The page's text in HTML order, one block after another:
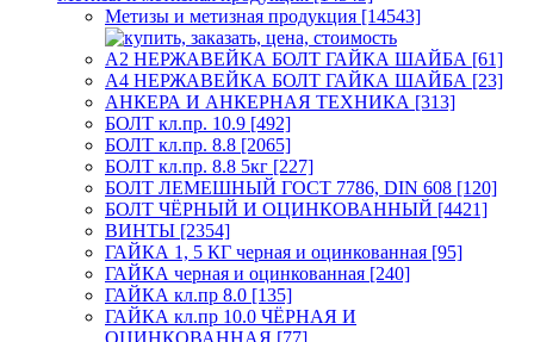
Метизы и метизная продукция [14543]
А2 НЕРЖАВЕЙКА БОЛТ ГАЙКА ШАЙБА [61]
А4 НЕРЖАВЕЙКА БОЛТ ГАЙКА ШАЙБА [23]
АНКЕРА И АНКЕРНАЯ ТЕХНИКА [313]
БОЛТ кл.пр. 10.9 [492]
БОЛТ кл.пр. 8.8 [2065]
БОЛТ кл.пр. 8.8 5кг [227]
БОЛТ ЛЕМЕШНЫЙ ГОСТ 7786, DIN 608 [120]
БОЛТ ЧЁРНЫЙ И ОЦИНКОВАННЫЙ [4421]
ВИНТЫ [2354]
ГАЙКА 1, 5 КГ черная и оцинкованная [95]
ГАЙКА черная и оцинкованная [240]
ГАЙКА кл.пр 8.0 [135]
ГАЙКА кл.пр 10.0 ЧЁРНАЯ И
ОЦИНКОВАННАЯ [77]